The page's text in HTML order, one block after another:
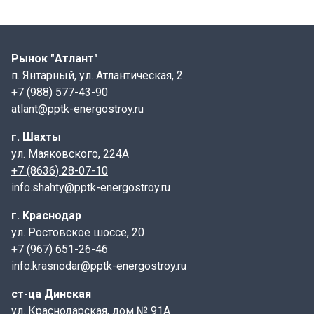
грунтовке ХС-010)
Соединительные элементы МС-3 применяются в
сейсмоопасных районах (7 - 9 баллов) для усиления
горизонтального сечения колодцев из сборных
Конструкция:
Соединительный элемент МС-3 представляет собой
толщиной 8 мм. Он имеет ширину 110 мм и высоту 160
мм.
Монтаж:
Соединительные элементы МС-3 закладываются в
швы между сборными кольцами колодца.
Рынок "Атлант"
п. Янтарный, ул. Атлантическая, 2
+7 (988) 577-43-90
atlant@pptk-energostroy.ru
г. Шахты
ул. Маяковского, 224А
+7 (8636) 28-07-10
info.shahty@pptk-energostroy.ru
г. Краснодар
ул. Ростовское шоссе, 20
+7 (967) 651-26-46
info.krasnodar@pptk-energostroy.ru
ст-ца Динская
ул. Краснодарская, дом № 91А